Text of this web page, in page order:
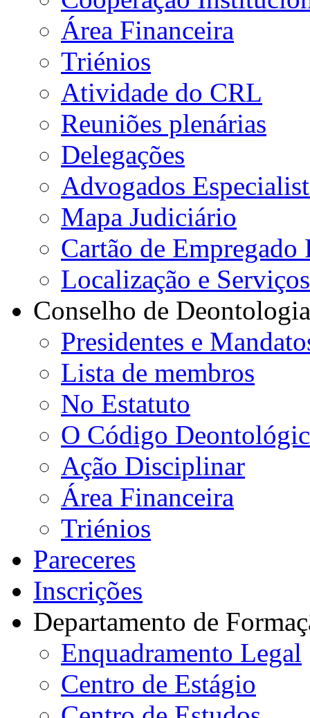
Área Financeira
Triénios
Atividade do CRL
Reuniões plenárias
Delegações
Advogados
Mapa Judiciário
Cartão de Empregado
Localização e
Conselho de Deontologia
Presidentes e
Lista de membros
No Estatuto
O Código
Ação Disciplinar
Área Financeira
Triénios
Pareceres
Inscrições
Departamento de
Enquadramento Legal
Centro de Estágio